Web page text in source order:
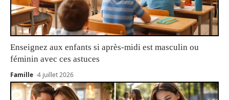
Enseignez aux enfants si après-midi est masculin ou
féminin avec ces astuces
Famille 4 juillet 2026